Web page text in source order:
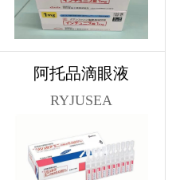
阿托品滴眼液
RYJUSEA